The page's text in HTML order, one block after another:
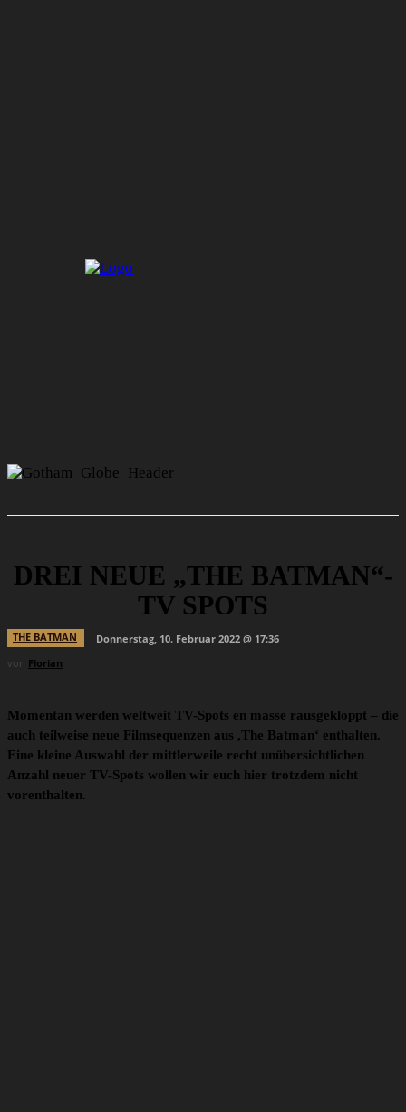
DREI NEUE „THE BATMAN“-
TV SPOTS
THE BATMAN
Donnerstag, 10. Februar 2022 @ 17:36
von Florian
Momentan werden weltweit TV-Spots en masse rausgekloppt – die
auch teilweise neue Filmsequenzen aus ,The Batman‘ enthalten.
Eine kleine Auswahl der mittlerweile recht unübersichtlichen
Anzahl neuer TV-Spots wollen wir euch hier trotzdem nicht
vorenthalten.